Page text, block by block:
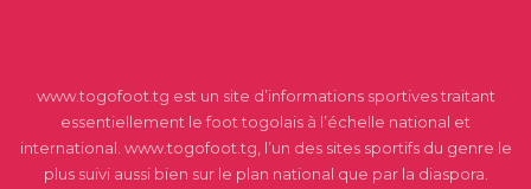
www.togofoot.tg est un site d’informations sportives traitant
essentiellement le foot togolais à l’échelle national et
international. www.togofoot.tg, l’un des sites sportifs du genre le
plus suivi aussi bien sur le plan national que par la diaspora.